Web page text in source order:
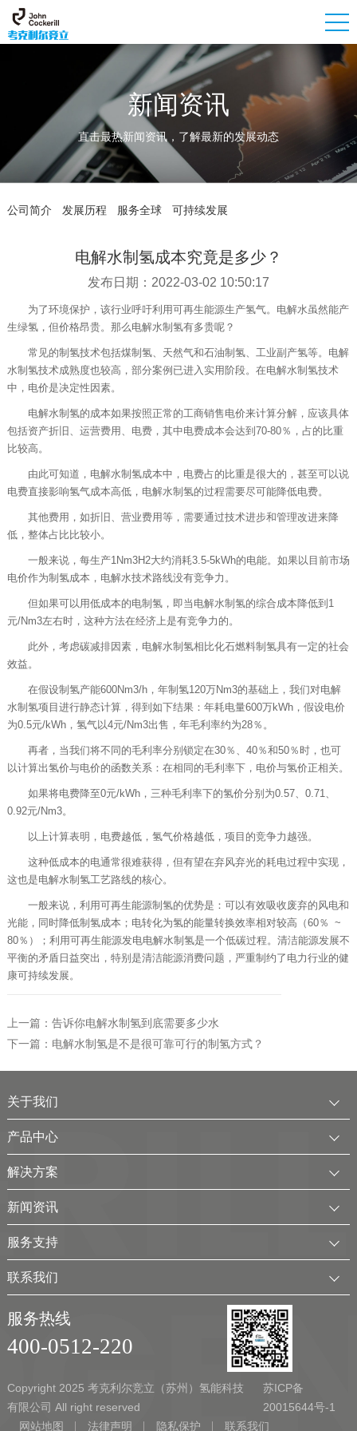
新闻资讯
直击最热新闻资讯，了解最新的发展动态
公司简介 发展历程 服务全球 可持续发展
电解水制氢成本究竟是多少？
发布日期：2022-03-02 10:50:17
为了环境保护，该行业呼吁利用可再生能源生产氢气。电解水虽然能产
生绿氢，但价格昂贵。那么电解水制氢有多贵呢？
常见的制氢技术包括煤制氢、天然气和石油制氢、工业副产氢等。电解
水制氢技术成熟度也较高，部分案例已进入实用阶段。在电解水制氢技术
中，电价是决定性因素。
电解水制氢的成本如果按照正常的工商销售电价来计算分解，应该具体
包括资产折旧、运营费用、电费，其中电费成本会达到70-80％，占的比重
比较高。
由此可知道，电解水制氢成本中，电费占的比重是很大的，甚至可以说
电费直接影响氢气成本高低，电解水制氢的过程需要尽可能降低电费。
其他费用，如折旧、营业费用等，需要通过技术进步和管理改进来降
低，整体占比比较小。
一般来说，每生产1Nm3H2大约消耗3.5-5kWh的电能。如果以目前市场
电价作为制氢成本，电解水技术路线没有竞争力。
但如果可以用低成本的电制氢，即当电解水制氢的综合成本降低到1
元/Nm3左右时，这种方法在经济上是有竞争力的。
此外，考虑碳减排因素，电解水制氢相比化石燃料制氢具有一定的社会
效益。
在假设制氢产能600Nm3/h，年制氢120万Nm3的基础上，我们对电解
水制氢项目进行静态计算，得到如下结果：年耗电量600万kWh，假设电价
为0.5元/kWh，氢气以4元/Nm3出售，年毛利率约为28％。
再者，当我们将不同的毛利率分别锁定在30％、40％和50％时，也可
以计算出氢价与电价的函数关系：在相同的毛利率下，电价与氢价正相关。
如果将电费降至0元/kWh，三种毛利率下的氢价分别为0.57、0.71、
0.92元/Nm3。
以上计算表明，电费越低，氢气价格越低，项目的竞争力越强。
这种低成本的电通常很难获得，但有望在弃风弃光的耗电过程中实现，
这也是电解水制氢工艺路线的核心。
一般来说，利用可再生能源制氢的优势是：可以有效吸收废弃的风电和
光能，同时降低制氢成本；电转化为氢的能量转换效率相对较高（60％ ~
80％）；利用可再生能源发电电解水制氢是一个低碳过程。清洁能源发展不
平衡的矛盾日益突出，特别是清洁能源消费问题，严重制约了电力行业的健
康可持续发展。
上一篇：告诉你电解水制氢到底需要多少水
下一篇：电解水制氢是不是很可靠可行的制氢方式？
关于我们
公司简介
发展历程
服务全球
考克利尔集团
产品中心
中压水电解制氢装置
氢气干燥装置
氢气回收净化装置
移动式（箱式）制氢站
实验室制氢设备
解决方案
可再生电解水制氢解决方案
工业用氢解决方案
弃（余）电离网制氢解决方案
新闻资讯
企业动态
行业新闻
展会及活动
视频
服务支持
客户服务
联系我们
联系方式
加入我们
服务热线
400-0512-220
Copyright 2025 考克利尔竞立（苏州）氢能科技
有限公司 All right reserved
苏ICP备
20015644号-1
网站地图
法律声明 隐私保护 联系我们